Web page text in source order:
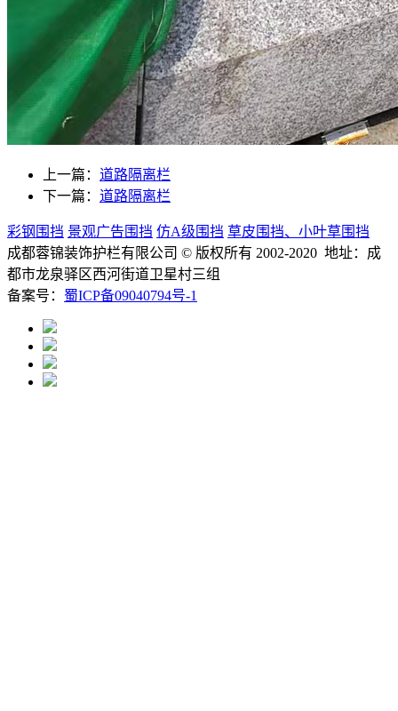
上一篇： 道路隔离栏
下一篇： 道路隔离栏
彩钢围挡 景观广告围挡 仿A级围挡 草皮围挡、小叶草围挡
成都蓉锦装饰护栏有限公司 © 版权所有 2002-2020 地址：成
都市龙泉驿区西河街道卫星村三组
备案号： 蜀ICP备09040794号-1